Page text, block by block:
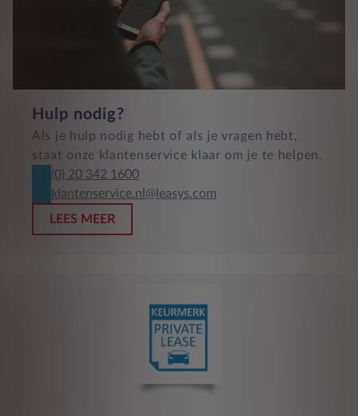
Hulp nodig?
Als je hulp nodig hebt of als je vragen hebt,
staat onze klantenservice klaar om je te helpen.
(0) 20 342 1600
klantenservice.nl@leasys.com
LEES MEER